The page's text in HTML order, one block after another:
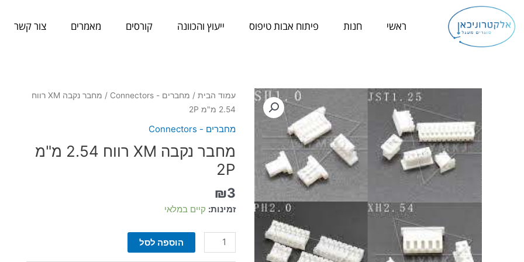
לתוכן
ראשי חנות פיתוח אבות טיפוס ייעוץ והכוונה קורסים מאמרים צור קשר
עמוד הבית/ מחברים - Connectors
/ מחבר נקבה XM רווח
2.54 מ"מ 2P
מחברים - Connectors
מחבר נקבה XM רווח 2.54 מ"מ
2P
₪3
זמינות: קיים במלאי
כמות
של
XM
רווח
2.54
מ"מ
2P
הוספה לסל